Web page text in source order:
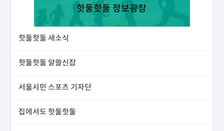
핫둘핫둘 정보광장
핫둘핫둘 새소식
핫둘핫둘 알쓸신잡
서울시민 스포츠 기자단
집에서도 핫둘핫둘